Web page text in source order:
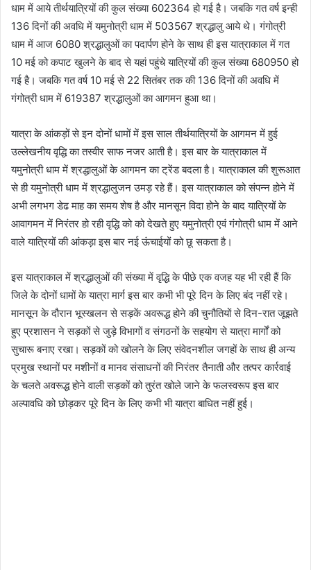
धाम में आये तीर्थयात्रियों की कुल संख्या 602364 हो गई है। जबकि गत वर्ष इन्ही
136 दिनों की अवधि में यमुनोत्री धाम में 503567 श्रद्धालु आये थे। गंगोत्री
धाम में आज 6080 श्रद्धालुओं का पदार्पण होने के साथ ही इस यात्राकाल में गत
10 मई को कपाट खुलने के बाद से यहां पहुंचे यात्रियों की कुल संख्या 680950 हो
गई है। जबकि गत वर्ष 10 मई से 22 सितंबर तक की 136 दिनों की अवधि में
गंगोत्री धाम में 619387 श्रद्धालुओं का आगमन हुआ था।
यात्रा के आंकड़ों से इन दोनों धामों में इस साल तीर्थयात्रियों के आगमन में हुई
उल्लेखनीय वृद्धि का तस्वीर साफ नजर आती है। इस बार के यात्राकाल में
यमुनोत्री धाम में श्रद्धालुओं के आगमन का ट्रेंड बदला है। यात्राकाल की शुरूआत
से ही यमुनोत्री धाम में श्रद्धालुजन उमड़ रहे हैं। इस यात्राकाल को संपन्न होने में
अभी लगभग डेढ माह का समय शेष है और मानसून विदा होने के बाद यात्रियों के
आवागमन में निरंतर हो रही वृद्धि को को देखते हुए यमुनोत्री एवं गंगोत्री धाम में आने
वाले यात्रियों की आंकड़ा इस बार नई ऊंचाईयों को छू सकता है।
इस यात्राकाल में श्रद्धालुओं की संख्या में वृद्धि के पीछे एक वजह यह भी रही हैं कि
जिले के दोनों धामों के यात्रा मार्ग इस बार कभी भी पूरे दिन के लिए बंद नहीं रहे।
मानसून के दौरान भूस्खलन से सड़कें अवरूद्ध होने की चुनौतियों से दिन-रात जूझते
हुए प्रशासन ने सड़कों से जुड़े विभागों व संगठनों के सहयोग से यात्रा मार्गों को
सुचारू बनाए रखा। सड़कों को खोलने के लिए संवेदनशील जगहों के साथ ही अन्य
प्रमुख स्थानों पर मशीनों व मानव संसाधनों की निरंतर तैनाती और तत्पर कार्रवाई
के चलते अवरूद्ध होने वाली सड़कों को तुरंत खोले जाने के फलस्वरूप इस बार
अल्पावधि को छोड़कर पूरे दिन के लिए कभी भी यात्रा बाधित नहीं हुई।